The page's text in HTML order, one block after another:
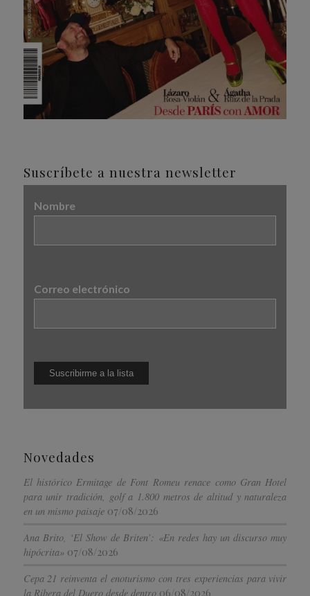
Suscríbete a nuestra newsletter
Nombre
Correo electrónico
Novedades
El histórico Ermitage de Font Romeu renace como Gran Hotel
para unir tradición, golf a 1.800 metros de altitud y naturaleza
en un mismo paisaje 07/08/2026
Ana Brito, ‘El Show de Briten’: «En redes hay un discurso muy
hipócrita» 07/08/2026
Cepa 21 reinventa el enoturismo con tres experiencias para vivir
la Ribera del Duero desde dentro 06/08/2026